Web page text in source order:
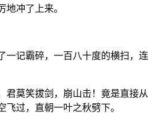
地冲了上来。
一记霸碎，一百八十度的横扫，连
君莫笑拔剑，崩山击！竟是直接从
飞过，直朝一叶之秋劈下。